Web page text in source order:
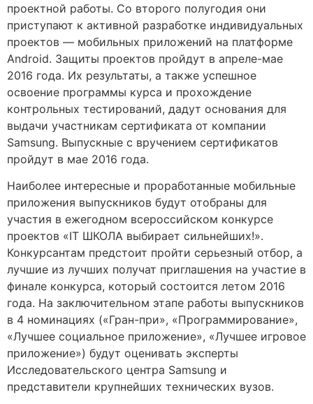
проектной работы. Со второго полугодия они
приступают к активной разработке индивидуальных
проектов — мобильных приложений на платформе
Android. Защиты проектов пройдут в апреле-мае
2016 года. Их результаты, а также успешное
освоение программы курса и прохождение
контрольных тестирований, дадут основания для
выдачи участникам сертификата от компании
Samsung. Выпускные с вручением сертификатов
пройдут в мае 2016 года.
Наиболее интересные и проработанные мобильные
приложения выпускников будут отобраны для
участия в ежегодном всероссийском конкурсе
проектов «IT ШКОЛА выбирает сильнейших!».
Конкурсантам предстоит пройти серьезный отбор, а
лучшие из лучших получат приглашения на участие в
финале конкурса, который состоится летом 2016
года. На заключительном этапе работы выпускников
в 4 номинациях («Гран-при», «Программирование»,
«Лучшее социальное приложение», «Лучшее игровое
приложение») будут оценивать эксперты
Исследовательского центра Samsung и
представители крупнейших технических вузов.